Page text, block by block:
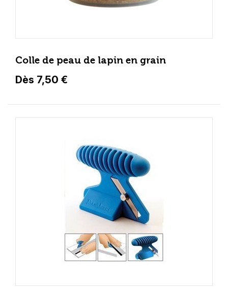
Colle de peau de lapin en grain
Dès 7,50 €